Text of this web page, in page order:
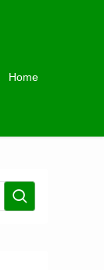
Home